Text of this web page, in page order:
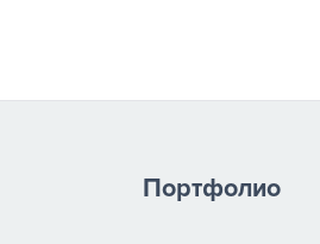
Портфолио